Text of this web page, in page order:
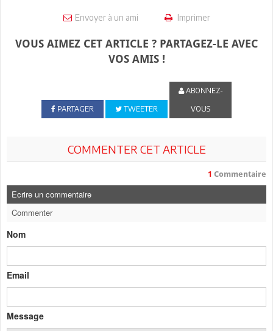
Envoyer à un ami Imprimer
VOUS AIMEZ CET ARTICLE ? PARTAGEZ-LE AVEC
VOS AMIS !
PARTAGER TWEETER
ABONNEZ-
VOUS
COMMENTER CET ARTICLE
1 Commentaire
Ecrire un commentaire
Commenter
Nom
Email
Message